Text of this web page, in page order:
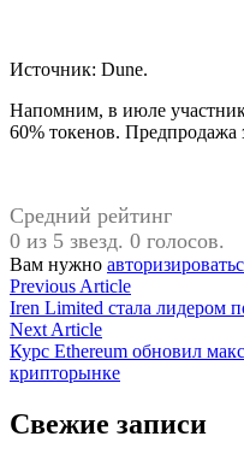
Источник: Dune.
Напомним, в июле
60% токенов. Предпродажа
Средний рейтинг
0 из 5 звезд. 0 голосов.
Вам нужно
Навигация
по
записям
Previous ArticlePrevious
article:
Iren Limited стала лидером
Next ArticleNext
article:
Курс Ethereum обновил
крипторынке
Свежие записи